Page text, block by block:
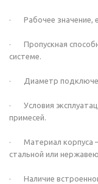
· Рабочее значение,
· Пропускная
системе.
· Диаметр
· Условия
примесей.
· Материал корпуса –
стальной или
· Наличие